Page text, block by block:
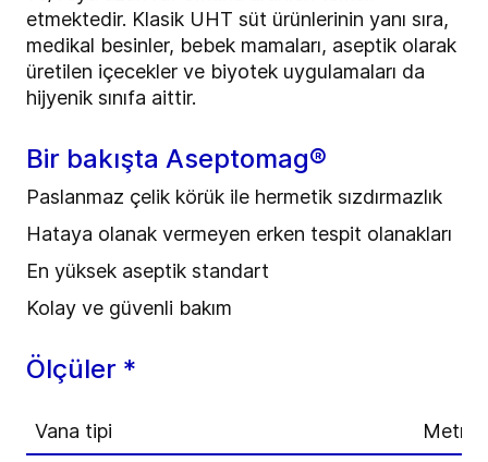
etmektedir. Klasik UHT süt ürünlerinin yanı sıra,
medikal besinler, bebek mamaları, aseptik olarak
üretilen içecekler ve biyotek uygulamaları da
hijyenik sınıfa aittir.
Bir bakışta Aseptomag®
Paslanmaz çelik körük ile hermetik sızdırmazlık
Hataya olanak vermeyen erken tespit olanakları
En yüksek aseptik standart
Kolay ve güvenli bakım
Ölçüler *
Vana tipi
Metrik